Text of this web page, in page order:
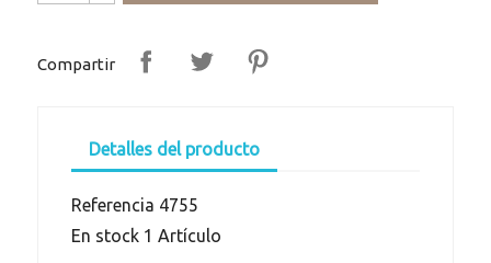
Compartir
Detalles del producto
Referencia 4755
En stock 1 Artículo